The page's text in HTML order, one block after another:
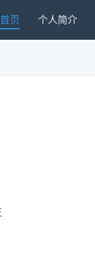
首页 个人简介